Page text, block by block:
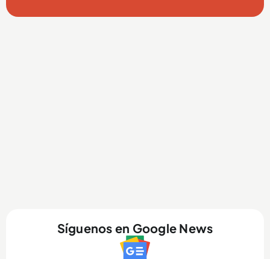
Síguenos en Google News